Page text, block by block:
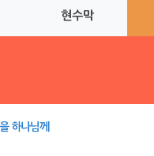
현수막
하나님께